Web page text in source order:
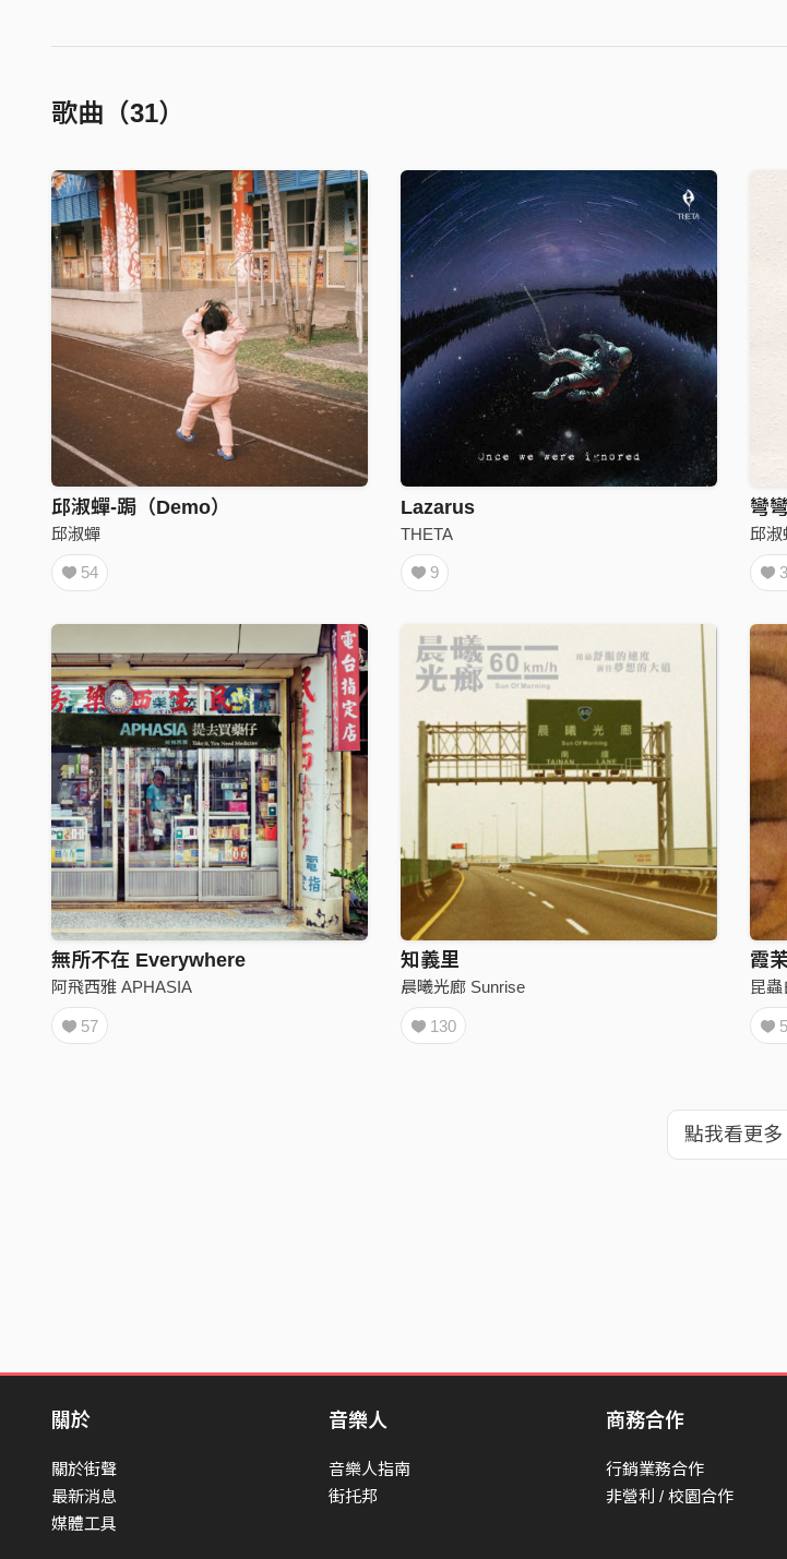
歌曲（31）
邱淑蟬-跼（Demo）
邱淑蟬
54
Lazarus
THETA
9
彎彎
邱淑
無所不在 Everywhere
阿飛西雅 APHASIA
57
知義里
晨曦光廊 Sunrise
130
昆
點我看更多
關於
關於街聲
最新消息
媒體工具
音樂人
音樂人指南
街托邦
商務合作
行銷業務合作
非營利 / 校園合作